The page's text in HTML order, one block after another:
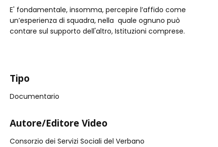
E' fondamentale, insomma, percepire l’affido come
un’esperienza di squadra, nella quale ognuno può
contare sul supporto dell'altro, Istituzioni comprese.
Tipo
Documentario
Autore/Editore Video
Consorzio dei Servizi Sociali del Verbano